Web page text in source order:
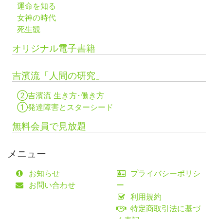
運命を知る
女神の時代
死生観
オリジナル電子書籍
吉濱流「人間の研究」
②吉濱流 生き方･働き方
①発達障害とスターシード
無料会員で見放題
メニュー
お知らせ
お問い合わせ
プライバシーポリシ
ー
利用規約
特定商取引法に基づ